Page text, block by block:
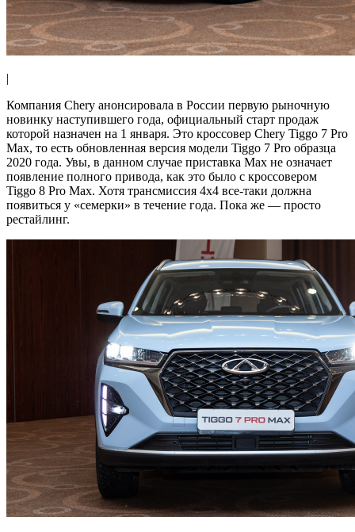
|
Компания Chery анонсировала в России первую рыночную
новинку наступившего года, официальный старт продаж
которой назначен на 1 января. Это кроссовер Chery Tiggo 7 Pro
Max, то есть обновленная версия модели Tiggo 7 Pro образца
2020 года. Увы, в данном случае приставка Max не означает
появление полного привода, как это было с кроссовером
Tiggo 8 Pro Max. Хотя трансмиссия 4х4 все-таки должна
появиться у «семерки» в течение года. Пока же — просто
рестайлинг.